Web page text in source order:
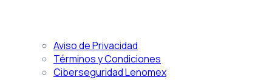
Aviso de Privacidad
Términos y Condiciones
Ciberseguridad Lenomex